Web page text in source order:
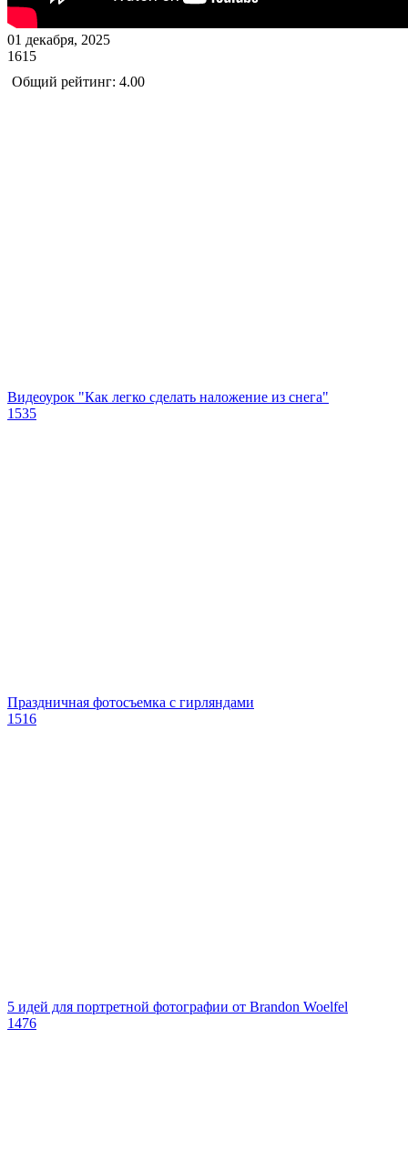
01 декабря, 2025
1615
Общий рейтинг: 4.00
Видеоурок "Как легко сделать наложение из снега"
1535
Праздничная фотосъемка с гирляндами
1516
5 идей для портретной фотографии от Brandon Woelfel
1476